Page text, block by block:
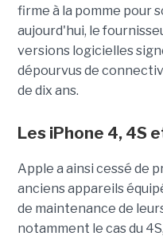
firme à la pomme pour
aujourd'hui, le
versions logicielles
dépourvus de
de dix ans.
Les iPhone 4, 4S
Apple a ainsi cessé de
anciens appareils
de maintenance de
notamment le cas du